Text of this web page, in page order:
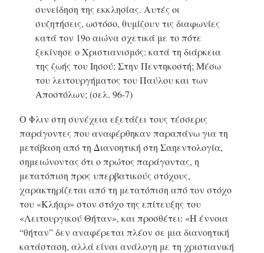
συνείδηση της εκκλησίας. Αυτές οι
συζητήσεις, ωστόσο, θυμίζουν τις διαφωνίες
κατά τον 19ο αιώνα σχετικά με το πότε
ξεκίνησε ο Χριστιανισμός: κατά τη διάρκεια
της ζωής του Ιησού; Στην Πεντηκοστή; Μέσω
του λειτουργήματος του Παύλου και των
Αποστόλων; (σελ. 96-7)
Ο Φλιν στη συνέχεια εξετάζει τους τέσσερις
παράγοντες που αναφέρθηκαν παραπάνω για τη
μετάβαση από τη Διανοητική στη Σαηεντολογία,
σημειώνοντας ότι ο πρώτος παράγοντας, η
μετατόπιση προς υπερβατικούς στόχους,
χαρακτηρίζεται από τη μετατόπιση από τον στόχο
του «Κλήαρ» στον στόχο της επίτευξης του
«Λειτουργικού Θήταν», και προσθέτει: «Η έννοια
“θήταν” δεν αναφέρεται πλέον σε μια διανοητική
κατάσταση, αλλά είναι ανάλογη με τη χριστιανική